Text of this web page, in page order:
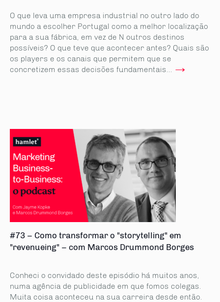
O que leva uma empresa industrial no outro lado do
mundo a escolher Portugal como a melhor localização
para a sua fábrica, em vez de N outros destinos
possíveis? O que teve que acontecer antes? Quais são
os players e os canais que permitem que se
concretizem essas decisões fundamentais... →
#73 – Como transformar o "storytelling" em
"revenueing" – com Marcos Drummond Borges
Conheci o convidado deste episódio há muitos anos,
numa agência de publicidade em que fomos colegas.
Muita coisa aconteceu na sua carreira desde então.